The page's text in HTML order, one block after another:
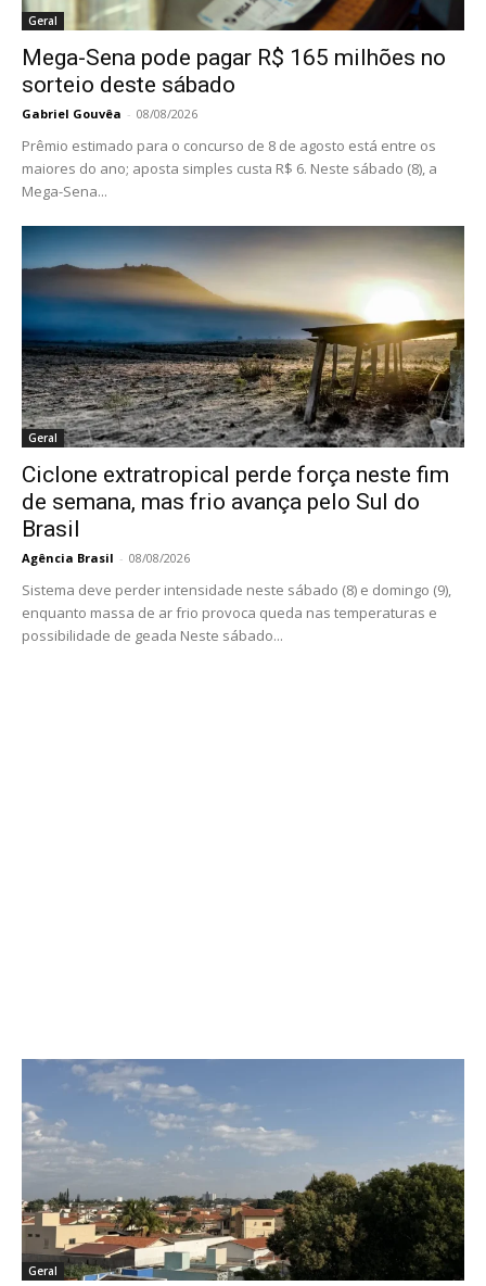
Geral
Mega-Sena pode pagar R$ 165 milhões no
sorteio deste sábado
Gabriel Gouvêa - 08/08/2026
Prêmio estimado para o concurso de 8 de agosto está entre os
maiores do ano; aposta simples custa R$ 6. Neste sábado (8), a
Mega-Sena...
Geral
Ciclone extratropical perde força neste fim
de semana, mas frio avança pelo Sul do
Brasil
Agência Brasil - 08/08/2026
Sistema deve perder intensidade neste sábado (8) e domingo (9),
enquanto massa de ar frio provoca queda nas temperaturas e
possibilidade de geada Neste sábado...
Geral